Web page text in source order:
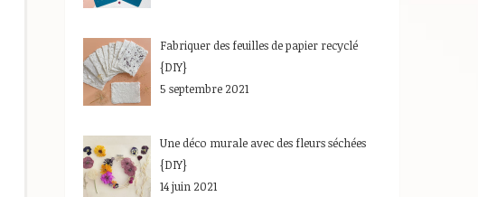
Fabriquer des feuilles de papier recyclé
{DIY}
5 septembre 2021
Une déco murale avec des fleurs séchées
{DIY}
14 juin 2021